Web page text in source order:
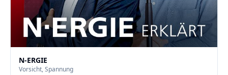
N-ERGIE
Vorsicht, Spannung